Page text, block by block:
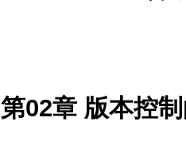
第02章 版本控